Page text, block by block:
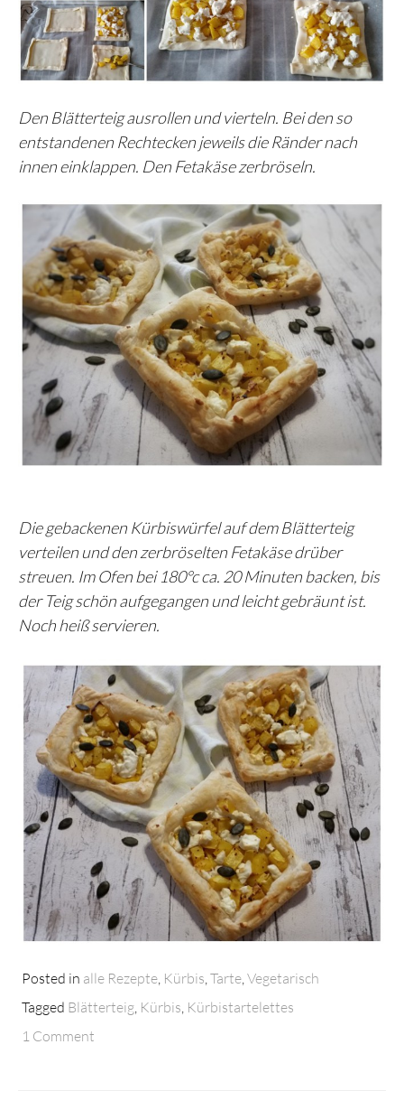
Den Blätterteig ausrollen und vierteln. Bei den so
entstandenen Rechtecken jeweils die Ränder nach
innen einklappen. Den Fetakäse zerbröseln.
Die gebackenen Kürbiswürfel auf dem Blätterteig
verteilen und den zerbröselten Fetakäse drüber
streuen. Im Ofen bei 180°c ca. 20 Minuten backen, bis
der Teig schön aufgegangen und leicht gebräunt ist.
Noch heiß servieren.
Posted in alle Rezepte Kürbis Tarte Vegetarisch
Tagged Blätterteig Kürbis Kürbistartelettes
1 Comment